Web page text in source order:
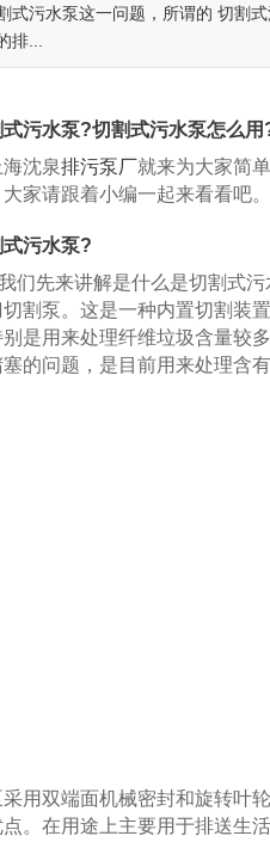
式污水泵这一问题，所谓的 切割
排...
水泵?切割式污水泵怎么用
沈泉排污泵厂就来为大家简
家请跟着小编一起来看看吧。
污水泵?
先来讲解是什么是切割式污
割泵。这是一种内置切割装
是用来处理纤维垃圾含量较
的问题，是目前用来处理含
双端面机械密封和旋转叶轮
。在用途上主要用于排送生